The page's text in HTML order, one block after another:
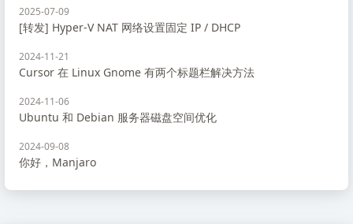
2025-07-09
[转发] Hyper-V NAT 网络设置固定 IP / DHCP
2024-11-21
Cursor 在 Linux Gnome 有两个标题栏解决方法
2024-11-06
Ubuntu 和 Debian 服务器磁盘空间优化
2024-09-08
你好，Manjaro